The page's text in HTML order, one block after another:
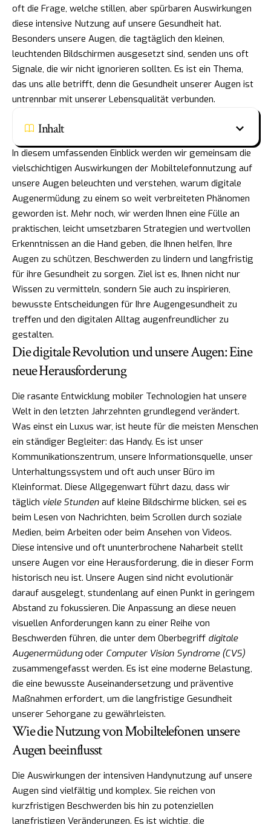
oft die Frage, welche stillen, aber spürbaren Auswirkungen
diese intensive Nutzung auf unsere Gesundheit hat.
Besonders unsere Augen, die tagtäglich den kleinen,
leuchtenden Bildschirmen ausgesetzt sind, senden uns oft
Signale, die wir nicht ignorieren sollten. Es ist ein Thema,
das uns alle betrifft, denn die Gesundheit unserer Augen ist
untrennbar mit unserer Lebensqualität verbunden.
Inhalt
In diesem umfassenden Einblick werden wir gemeinsam die
vielschichtigen Auswirkungen der Mobiltelefonnutzung auf
unsere Augen beleuchten und verstehen, warum digitale
Augenermüdung zu einem so weit verbreiteten Phänomen
geworden ist. Mehr noch, wir werden Ihnen eine Fülle an
praktischen, leicht umsetzbaren Strategien und wertvollen
Erkenntnissen an die Hand geben, die Ihnen helfen, Ihre
Augen zu schützen, Beschwerden zu lindern und langfristig
für ihre Gesundheit zu sorgen. Ziel ist es, Ihnen nicht nur
Wissen zu vermitteln, sondern Sie auch zu inspirieren,
bewusste Entscheidungen für Ihre Augengesundheit zu
treffen und den digitalen Alltag augenfreundlicher zu
gestalten.
Die digitale Revolution und unsere Augen: Eine
neue Herausforderung
Die rasante Entwicklung mobiler Technologien hat unsere
Welt in den letzten Jahrzehnten grundlegend verändert.
Was einst ein Luxus war, ist heute für die meisten Menschen
ein ständiger Begleiter: das Handy. Es ist unser
Kommunikationszentrum, unsere Informationsquelle, unser
Unterhaltungssystem und oft auch unser Büro im
Kleinformat. Diese Allgegenwart führt dazu, dass wir
täglich viele Stunden auf kleine Bildschirme blicken, sei es
beim Lesen von Nachrichten, beim Scrollen durch soziale
Medien, beim Arbeiten oder beim Ansehen von Videos.
Diese intensive und oft ununterbrochene Naharbeit stellt
unsere Augen vor eine Herausforderung, die in dieser Form
historisch neu ist. Unsere Augen sind nicht evolutionär
darauf ausgelegt, stundenlang auf einen Punkt in geringem
Abstand zu fokussieren. Die Anpassung an diese neuen
visuellen Anforderungen kann zu einer Reihe von
Beschwerden führen, die unter dem Oberbegriff digitale
Augenermüdungoder Computer Vision Syndrome (CVS)
zusammengefasst werden. Es ist eine moderne Belastung,
die eine bewusste Auseinandersetzung und präventive
Maßnahmen erfordert, um die langfristige Gesundheit
unserer Sehorgane zu gewährleisten.
Wie die Nutzung von Mobiltelefonen unsere
Augen beeinflusst
Die Auswirkungen der intensiven Handynutzung auf unsere
Augen sind vielfältig und komplex. Sie reichen von
kurzfristigen Beschwerden bis hin zu potenziellen
langfristigen Veränderungen. Es ist wichtig, die